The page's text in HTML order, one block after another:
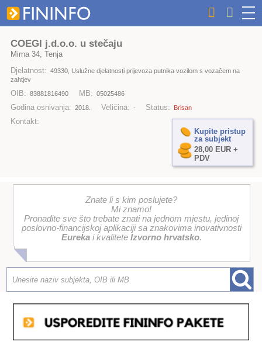
COEGI j.d.o.o. u stečaju
Mirna 34, Tenja
Djelatnost: 49330, Uslužne djelatnosti prijevoza putnika vozilom s vozačem na
zahtjev
OIB: 83881816490 MB: 05025486
Godina osnivanja: 2018. Veličina: - Status: Brisan
Kontakt:
Kupite pristup
za subjekt
28,00 EUR +
PDV
Znate li s kim poslujete?
Mi znamo!
Pronađite sve što trebate znati na jednom mjestu, jedinoj
poslovno-financijskoj aplikaciji sa znakovima inovativnosti
Eurekai kvalitete Izvorno hrvatsko.